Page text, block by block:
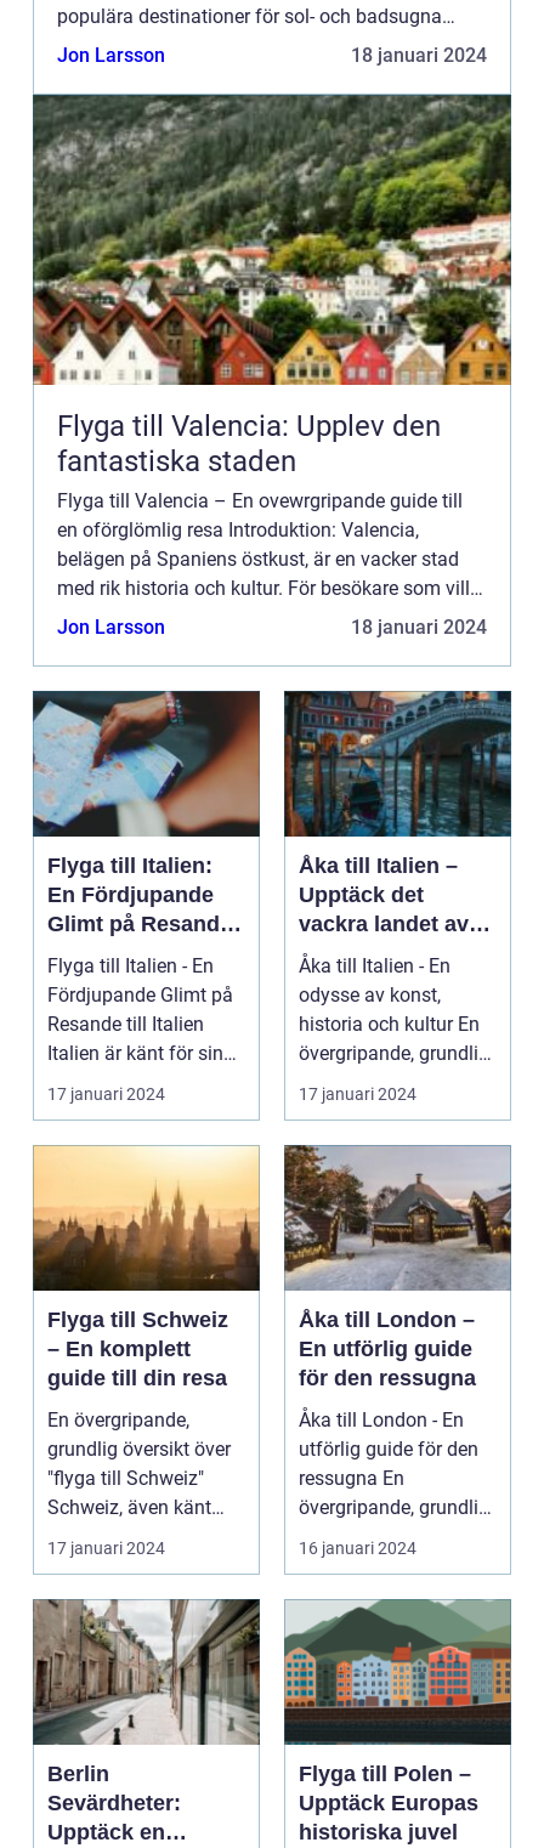
populära destinationer för sol- och badsugna
resenärer. Att flyga till Las Palmas erbjuder en
Jon Larsson 18 januari 2024
Flyga till Valencia: Upplev den
fantastiska staden
Flyga till Valencia – En ovewrgripande guide till
en oförglömlig resa Introduktion: Valencia,
belägen på Spaniens östkust, är en vacker stad
med rik historia och kultur. För besökare som vill
uppleva allt som Valencia har att erbjuda, är att
Jon Larsson 18 januari 2024
Flyga till Italien:
En Fördjupande
Glimt på Resande
till Italien
Flyga till Italien - En
Fördjupande Glimt på
Resande till Italien
Italien är känt för sina
fantasti...
17 januari 2024
Åka till Italien –
Upptäck det
vackra landet av
konst, historia och
kultur
Åka till Italien - En
odysse av konst,
historia och kultur En
övergripande, grundlig
översikt över...
17 januari 2024
Flyga till Schweiz
– En komplett
guide till din resa
En övergripande,
grundlig översikt över
"flyga till Schweiz"
Schweiz, även känt
som det vackra alpl...
17 januari 2024
Åka till London –
En utförlig guide
för den ressugna
Åka till London - En
utförlig guide för den
ressugna En
övergripande, grundlig
översikt över "åka ...
16 januari 2024
Berlin
Sevärdheter:
Upptäck en
Flyga till Polen –
Upptäck Europas
historiska juvel